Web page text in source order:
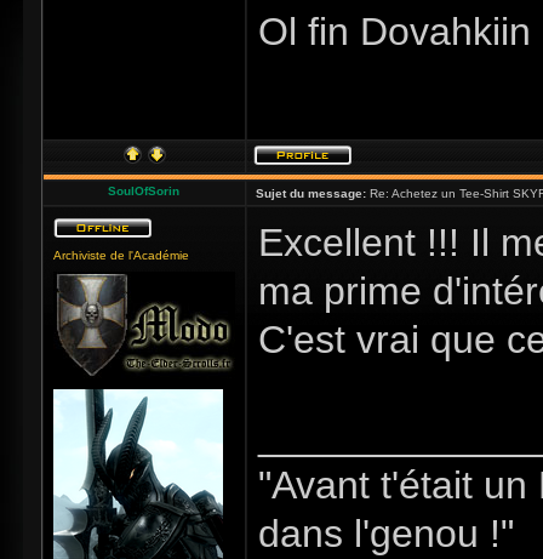
Ol fin
SoulOfSorin Sujet du message: Re: Achetez un Tee-Shirt
Archiviste de l'Académie
Excellent !!! Il
ma prime
C'est vrai que
"Avant t'était
dans l'genou !"